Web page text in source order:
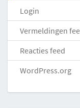
Login
Vermeldingen
Reacties feed
WordPress.org